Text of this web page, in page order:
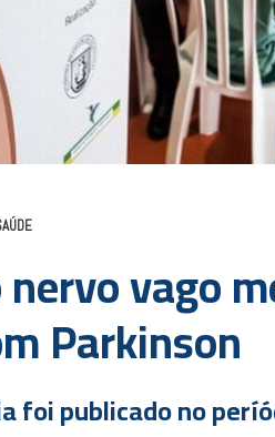
vago
Parkinson
foi publicado no